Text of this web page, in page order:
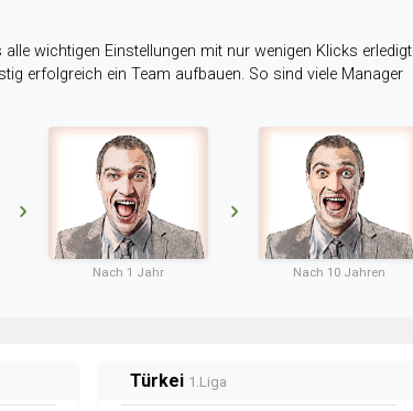
wichtigen Einstellungen mit nur wenigen Klicks erledigt
erfolgreich ein Team aufbauen. So sind viele Manager
Nach 1 Jahr Nach 10 Jahren
Türkei 1.Liga